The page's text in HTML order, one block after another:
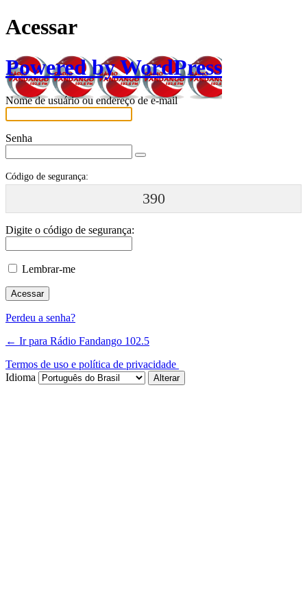
Acessar
Powered by WordPress
Nome de usuário ou endereço de e-mail
Senha
Código de segurança:
390
Digite o código de segurança:
Lembrar-me
Perdeu a senha?
← Ir para Rádio Fandango 102.5
Termos de uso e política de privacidade
Idioma